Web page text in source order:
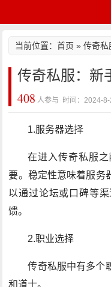
当前位置：首页 »传奇私
传奇私服：新
408 人参与 时间：2024-
1.服务器选择
在进入传奇私服
要。稳定性意味着服务
以通过论坛或口碑等
馈。
2.职业选择
传奇私服中有多个
和道士。